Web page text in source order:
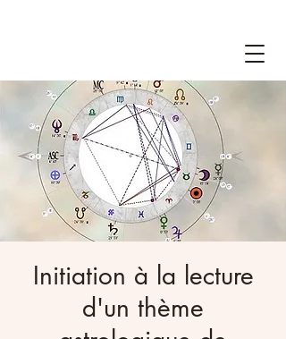
Initiation à la lecture
d'un thème